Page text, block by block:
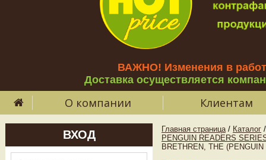
ВАЖНО! Изменения в
Доставка осуществляется
О компании Клиентам
ВХОД Главная страница / Каталог /
PENGUIN READERS
BRETHREN, THE